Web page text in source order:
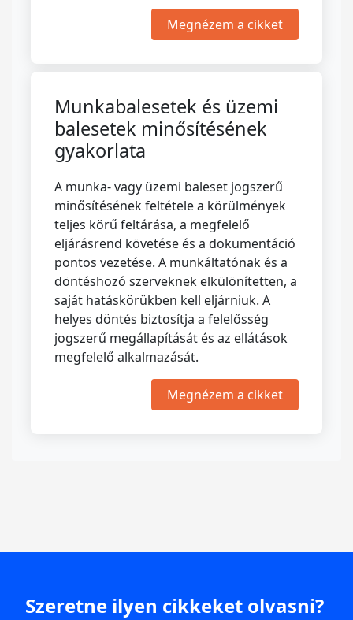
Megnézem a cikket
Munkabalesetek és üzemi
balesetek minősítésének
gyakorlata
A munka- vagy üzemi baleset jogszerű
minősítésének feltétele a körülmények
teljes körű feltárása, a megfelelő
eljárásrend követése és a dokumentáció
pontos vezetése. A munkáltatónak és a
döntéshozó szerveknek elkülönítetten, a
saját hatáskörükben kell eljárniuk. A
helyes döntés biztosítja a felelősség
jogszerű megállapítását és az ellátások
megfelelő alkalmazását.
Megnézem a cikket
Szeretne ilyen cikkeket olvasni?